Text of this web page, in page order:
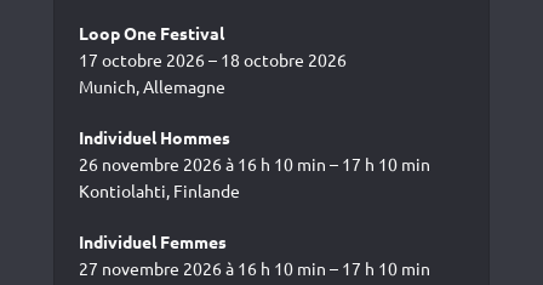
Loop One Festival
17 octobre 2026 – 18 octobre 2026
Munich, Allemagne
Individuel Hommes
26 novembre 2026 à 16 h 10 min – 17 h 10 min
Kontiolahti, Finlande
Individuel Femmes
27 novembre 2026 à 16 h 10 min – 17 h 10 min